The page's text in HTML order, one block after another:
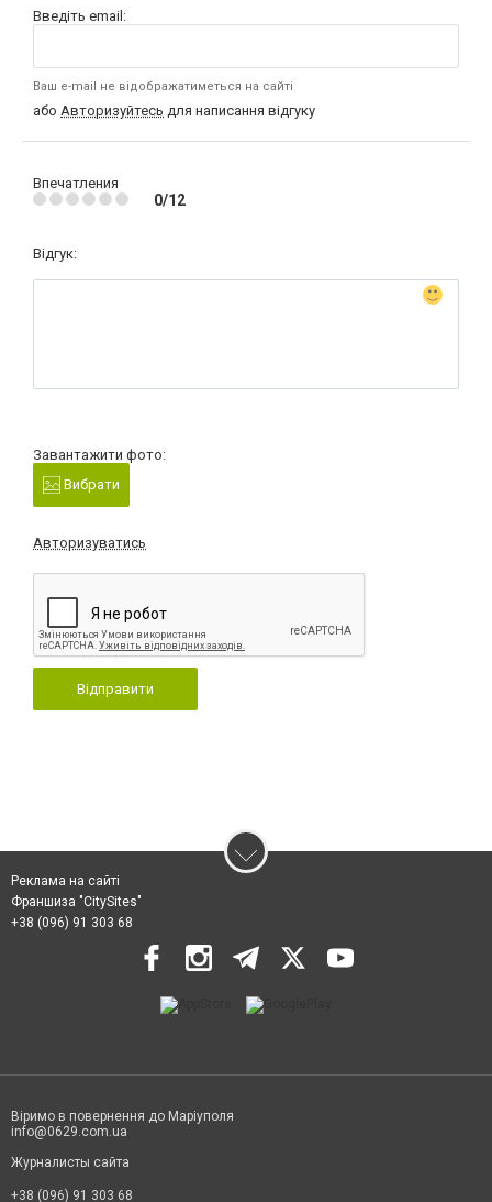
Введіть email:
Ваш e-mail не відображатиметься на сайті
або Авторизуйтесь для написання відгуку
Впечатления
0/12
Відгук:
Завантажити фото:
Вибрати
Авторизуватись
Відправити
Реклама на сайті
Франшиза "CitySites"
+38 (096) 91 303 68
Віримо в повернення до Маріуполя
info@0629.com.ua
Журналисты сайта
+38 (096) 91 303 68